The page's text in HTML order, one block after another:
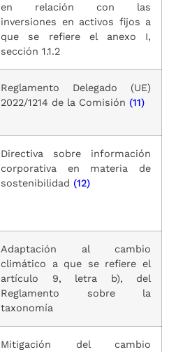
en relación con las
inversiones en activos fijos a
que se refiere el anexo I,
sección 1.1.2
Reglamento Delegado (UE)
2022/1214 de la Comisión (11)
Directiva sobre información
corporativa en materia de
sostenibilidad (12)
Adaptación al cambio
climático a que se refiere el
artículo 9, letra b), del
Reglamento sobre la
taxonomía
Mitigación del cambio